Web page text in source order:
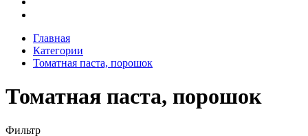
Главная
Категории
Томатная паста, порошок
Томатная паста, порошок
Фильтр